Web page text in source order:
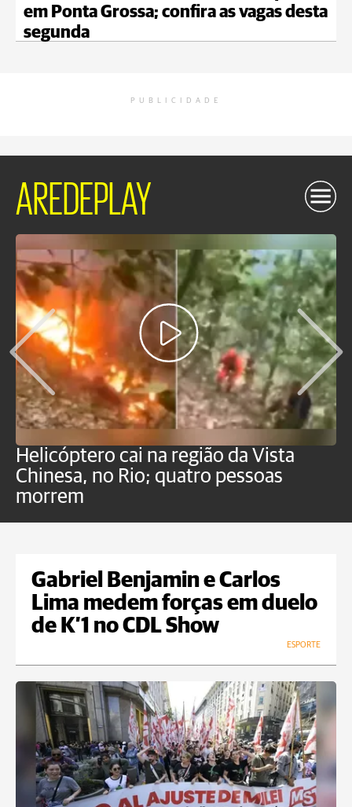
em Ponta Grossa; confira as vagas desta
segunda
PUBLICIDADE
AREDEPLAY
Helicóptero cai na região da Vista
Chinesa, no Rio; quatro pessoas
morrem
Gabriel Benjamin e Carlos
Lima medem forças em duelo
de K’1 no CDL Show
ESPORTE